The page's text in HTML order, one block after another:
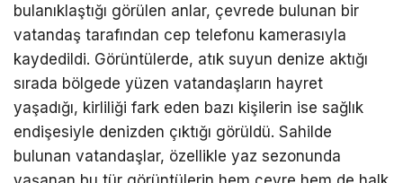
bulanıklaştığı görülen anlar, çevrede bulunan bir
vatandaş tarafından cep telefonu kamerasıyla
kaydedildi. Görüntülerde, atık suyun denize aktığı
sırada bölgede yüzen vatandaşların hayret
yaşadığı, kirliliği fark eden bazı kişilerin ise sağlık
endişesiyle denizden çıktığı görüldü. Sahilde
bulunan vatandaşlar, özellikle yaz sezonunda